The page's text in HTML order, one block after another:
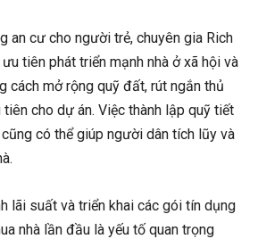
an cư cho người trẻ, chuyên gia Rich
tiên phát triển mạnh nhà ở xã hội và
cách mở rộng quỹ đất, rút ngắn thủ
cho dự án. Việc thành lập quỹ tiết
có thể giúp người dân tích lũy và
lãi suất và triển khai các gói tín dụng
nhà lần đầu là yếu tố quan trọng